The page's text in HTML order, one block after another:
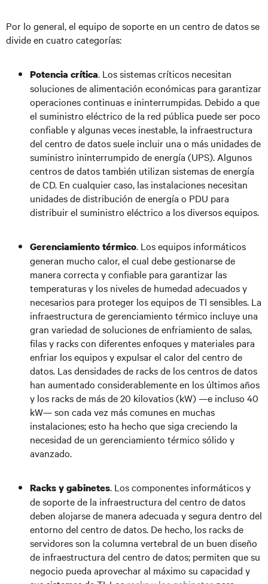
Por lo general, el equipo de soporte en un centro de datos se
divide en cuatro categorías:
Potencia crítica. Los sistemas críticos necesitan
soluciones de alimentación económicas para garantizar
operaciones continuas e ininterrumpidas. Debido a que
el suministro eléctrico de la red pública puede ser poco
confiable y algunas veces inestable, la infraestructura
del centro de datos suele incluir una o más unidades de
suministro ininterrumpido de energía (UPS). Algunos
centros de datos también utilizan sistemas de energía
de CD. En cualquier caso, las instalaciones necesitan
unidades de distribución de energía o PDU para
distribuir el suministro eléctrico a los diversos equipos.
Gerenciamiento térmico. Los equipos informáticos
generan mucho calor, el cual debe gestionarse de
manera correcta y confiable para garantizar las
temperaturas y los niveles de humedad adecuados y
necesarios para proteger los equipos de TI sensibles. La
infraestructura de gerenciamiento térmico incluye una
gran variedad de soluciones de enfriamiento de salas,
filas y racks con diferentes enfoques y materiales para
enfriar los equipos y expulsar el calor del centro de
datos. Las densidades de racks de los centros de datos
han aumentado considerablemente en los últimos años
y los racks de más de 20 kilovatios (kW) —e incluso 40
kW— son cada vez más comunes en muchas
instalaciones; esto ha hecho que siga creciendo la
necesidad de un gerenciamiento térmico sólido y
avanzado.
Racks y gabinetes. Los componentes informáticos y
de soporte de la infraestructura del centro de datos
deben alojarse de manera adecuada y segura dentro del
entorno del centro de datos. De hecho, los racks de
servidores son la columna vertebral de un buen diseño
de infraestructura del centro de datos; permiten que su
negocio pueda aprovechar al máximo su capacidad y